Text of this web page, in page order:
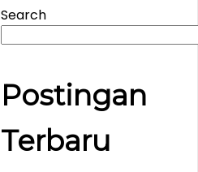
Search
Postingan
Terbaru